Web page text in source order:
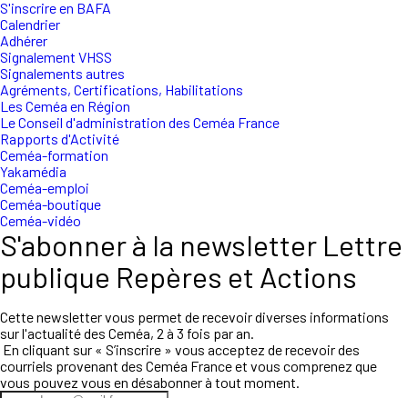
S'inscrire en BAFA
Calendrier
Adhérer
Signalement VHSS
Signalements autres
Agréments, Certifications, Habilitations
Les Ceméa en Région
Le Conseil d'administration des Ceméa France
Rapports d'Activité
Ceméa-formation
Yakamédia
Ceméa-emploi
Ceméa-boutique
Ceméa-vidéo
S'abonner à la newsletter Lettre
publique Repères et Actions
Cette newsletter vous permet de recevoir diverses informations
sur l'actualité des Ceméa, 2 à 3 fois par an.
En cliquant sur « S’inscrire » vous acceptez de recevoir des
courriels provenant des Ceméa France et vous comprenez que
vous pouvez vous en désabonner à tout moment.